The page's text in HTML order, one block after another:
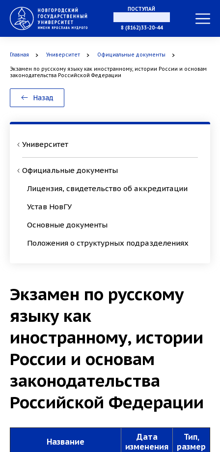
ПОСТУПАЙ
В АСПИРАНТУРУ
8 (8162)33-20-44
Главная Университет Официальные документы
Экзамен по русскому языку как иностранному, истории России и основам
законодательства Российской Федерации
Назад
Университет
Официальные документы
Лицензия, свидетельство об аккредитации
Устав НовГУ
Основные документы
Положения о структурных подразделениях
Экзамен по русскому
языку как
иностранному, истории
России и основам
законодательства
Российской Федерации
Название
Дата
изменения
Тип,
размер